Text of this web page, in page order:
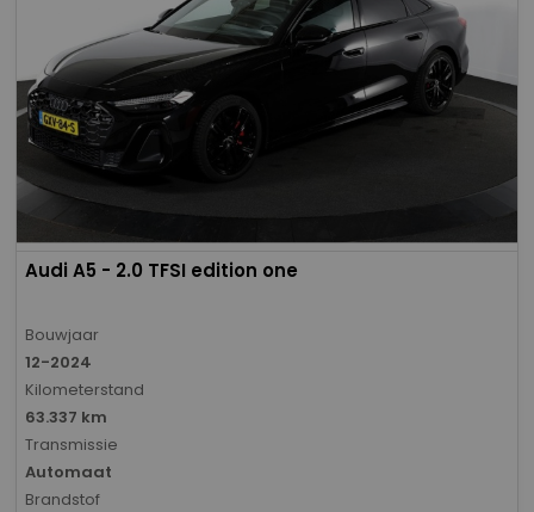
Audi A5 - 2.0 TFSI edition one
Bouwjaar
12-2024
Kilometerstand
63.337 km
Transmissie
Automaat
Brandstof